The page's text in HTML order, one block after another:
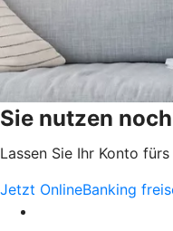
Sie nutzen
Lassen Sie Ihr Konto
Jetzt OnlineBanking